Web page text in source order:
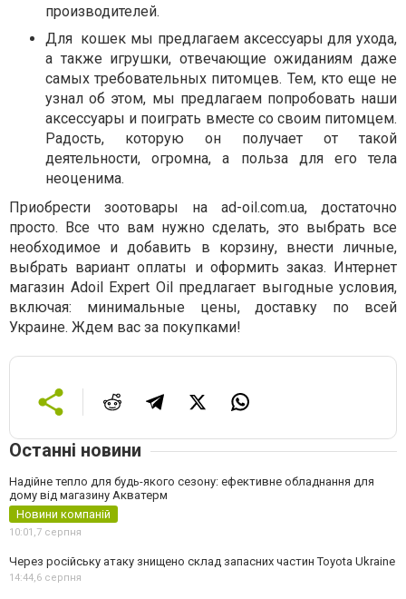
производителей.
Для кошек мы предлагаем аксессуары для ухода,
а также игрушки, отвечающие ожиданиям даже
самых требовательных питомцев. Тем, кто еще не
узнал об этом, мы предлагаем попробовать наши
аксессуары и поиграть вместе со своим питомцем.
Радость, которую он получает от такой
деятельности, огромна, а польза для его тела
неоценима.
Приобрести зоотовары на ad-oil.com.ua, достаточно
просто. Все что вам нужно сделать, это выбрать все
необходимое и добавить в корзину, внести личные,
выбрать вариант оплаты и оформить заказ. Интернет
магазин Adoil Expert Oil предлагает выгодные условия,
включая: минимальные цены, доставку по всей
Украине. Ждем вас за покупками!
Останні новини
Надійне тепло для будь-якого сезону: ефективне обладнання для
дому від магазину Акватерм
Новини компаній
10:01,7 серпня
Через російську атаку знищено склад запасних частин Toyota Ukraine
14:44,6 серпня